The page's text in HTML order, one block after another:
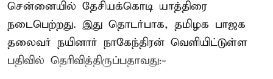
சென்னையில் தேசியக்கொடி யாத்திரை
நடைபெற்றது. இது தொடர்பாக, தமிழக பாஜக
தலைவர் நயினார் நாகேந்திரன் வெளியிட்டுள்ள
பதிவில் தெரிவித்திருப்பதாவது:-